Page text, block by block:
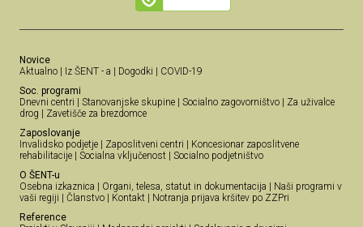
Novice
Aktualno
Iz ŠENT - a Dogodki
COVID-19
Soc. programi
Dnevni centri
Stanovanjske skupine Socialno zagovorništvo
Za uživalce
drog
Zavetišče za brezdomce
Zaposlovanje
Invalidsko podjetje
Zaposlitveni centri
Koncesionar zaposlitvene
rehabilitacije
Socialna vključenost
Socialno podjetništvo
O ŠENT-u
Osebna izkaznica
Organi, telesa, statut in dokumentacija
Naši programi v
vaši regiji
Članstvo Kontakt
Notranja prijava kršitev po ZZPri
Reference